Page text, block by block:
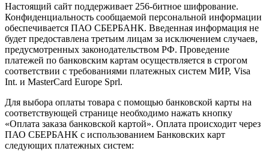
Настоящий сайт поддерживает 256-битное шифрование.
Конфиденциальность сообщаемой персональной информации
обеспечивается ПАО СБЕРБАНК. Введенная информация не
будет предоставлена третьим лицам за исключением случаев,
предусмотренных законодательством РФ. Проведение
платежей по банковским картам осуществляется в строгом
соответствии с требованиями платежных систем МИР, Visa
Int. и MasterCard Europe Sprl.
Для выбора оплаты товара с помощью банковской карты на
соответствующей странице необходимо нажать кнопку
«Оплата заказа банковской картой». Оплата происходит через
ПАО СБЕРБАНК с использованием Банковских карт
следующих платежных систем: